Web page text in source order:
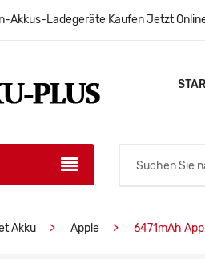
Akkus-Ladegeräte Kaufen Jetzt
Akku Apple 6471mAh